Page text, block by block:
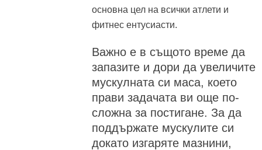
основна цел на всички атлети и
фитнес ентусиасти.
Важно е в същото време да
запазите и дори да увеличите
мускулната си маса, което
прави задачата ви още по-
сложна за постигане. За да
поддържате мускулите си
докато изгаряте мазнини,